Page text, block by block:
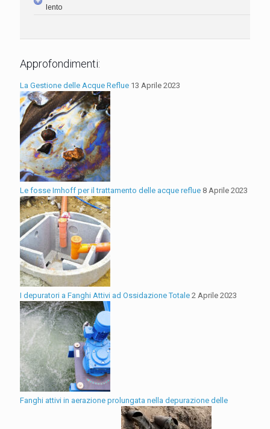
lento
Approfondimenti:
La Gestione delle Acque Reflue 13 Aprile 2023
Le fosse Imhoff per il trattamento delle acque reflue 8 Aprile 2023
I depuratori a Fanghi Attivi ad Ossidazione Totale 2 Aprile 2023
Fanghi attivi in aerazione prolungata nella depurazione delle